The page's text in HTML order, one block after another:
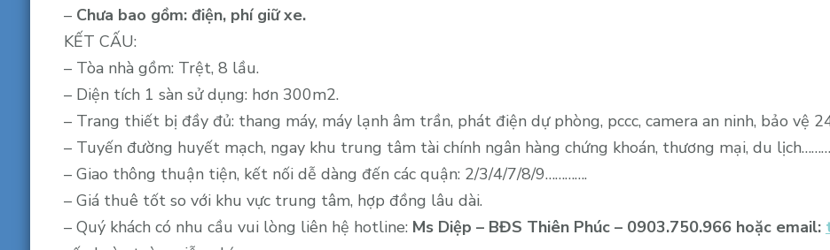
86m2,
38.1
thuế
– Chưa bao gồm: điện, phí giữ xe.
KẾT CẤU:
– Tòa nhà gồm: Trệt, 8 lầu.
– Diện tích 1 sàn sử dụng: hơn 300m2.
– Trang thiết bị đầy đủ: thang máy, máy lạnh âm trần, phát điện dự phòng, pccc, camera an ninh, bảo vệ
– Tuyến đường huyết mạch, ngay khu trung tâm tài chính ngân hàng chứng khoán, thương mại, du
– Giao thông thuận tiện, kết nối dễ dàng đến các quận: 2/3/4/7/8/9………….
– Giá thuê tốt so với khu vực trung tâm, hợp đồng lâu dài.
– Quý khách có nhu cầu vui lòng liên hệ hotline: Ms Diệp – BĐS Thiên Phúc – 0903.750.966 hoặc email: